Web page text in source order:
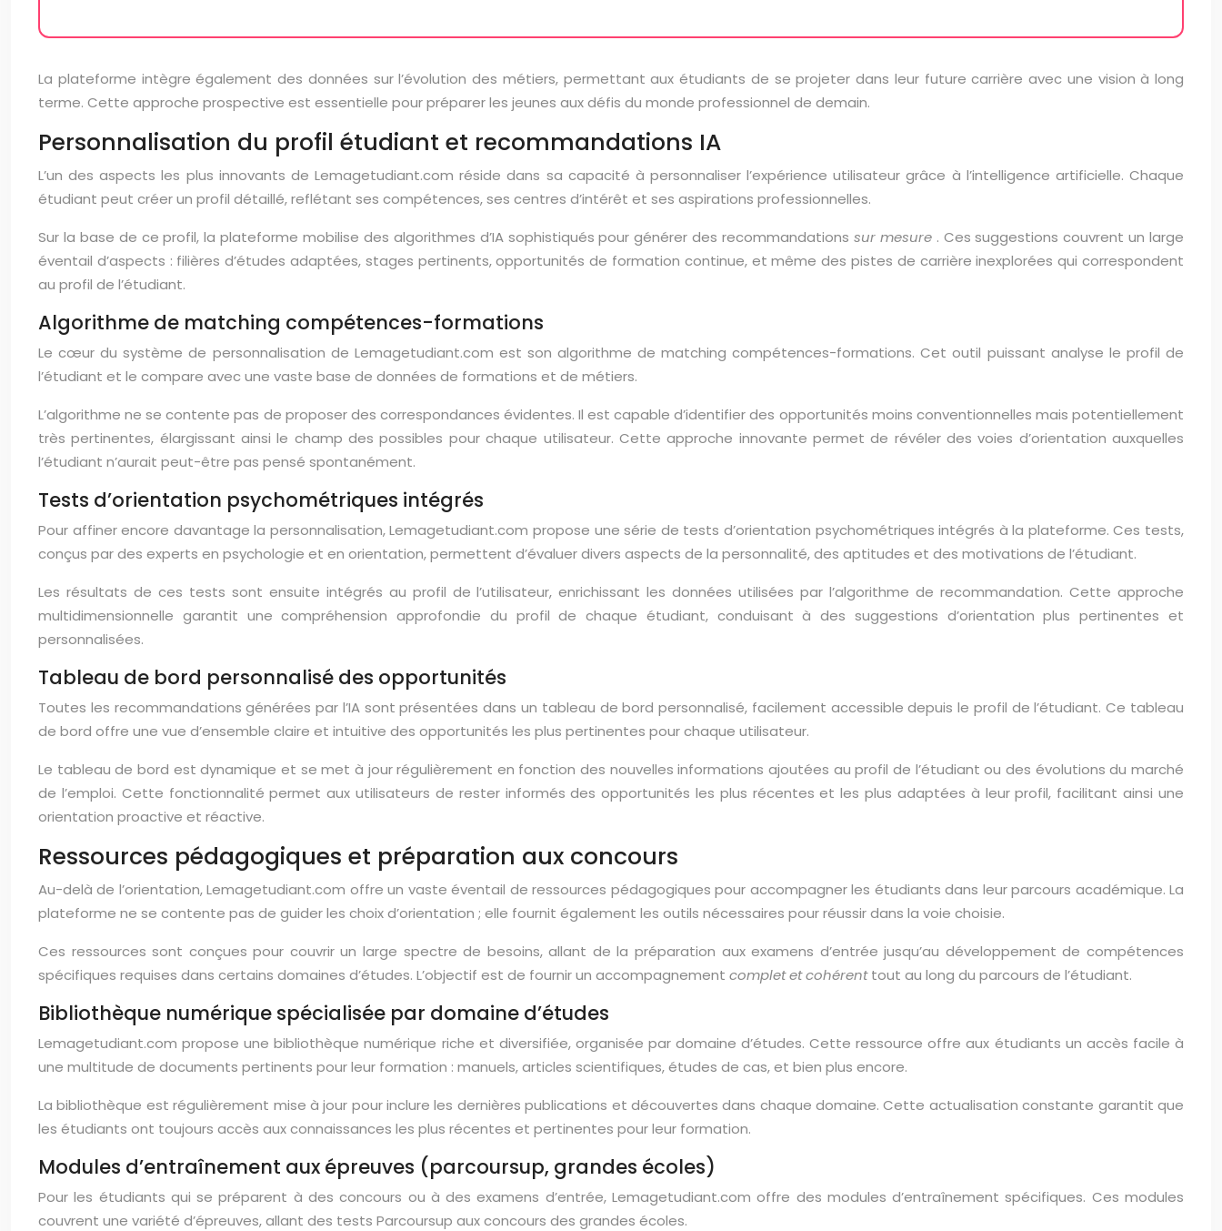
La plateforme intègre également des données sur l’évolution des métiers, permettant aux étudiants de se projeter dans leur future carrière avec une vision à long
terme. Cette approche prospective est essentielle pour préparer les jeunes aux défis du monde professionnel de demain.
Personnalisation du profil étudiant et recommandations IA
L’un des aspects les plus innovants de Lemagetudiant.com réside dans sa capacité à personnaliser l’expérience utilisateur grâce à l’intelligence artificielle. Chaque
étudiant peut créer un profil détaillé, reflétant ses compétences, ses centres d’intérêt et ses aspirations professionnelles.
Sur la base de ce profil, la plateforme mobilise des algorithmes d’IA sophistiqués pour générer des recommandations sur mesure . Ces suggestions couvrent un large
éventail d’aspects : filières d’études adaptées, stages pertinents, opportunités de formation continue, et même des pistes de carrière inexplorées qui correspondent
au profil de l’étudiant.
Algorithme de matching compétences-formations
Le cœur du système de personnalisation de Lemagetudiant.com est son algorithme de matching compétences-formations. Cet outil puissant analyse le profil de
l’étudiant et le compare avec une vaste base de données de formations et de métiers.
L’algorithme ne se contente pas de proposer des correspondances évidentes. Il est capable d’identifier des opportunités moins conventionnelles mais potentiellement
très pertinentes, élargissant ainsi le champ des possibles pour chaque utilisateur. Cette approche innovante permet de révéler des voies d’orientation auxquelles
l’étudiant n’aurait peut-être pas pensé spontanément.
Tests d’orientation psychométriques intégrés
Pour affiner encore davantage la personnalisation, Lemagetudiant.com propose une série de tests d’orientation psychométriques intégrés à la plateforme. Ces tests,
conçus par des experts en psychologie et en orientation, permettent d’évaluer divers aspects de la personnalité, des aptitudes et des motivations de l’étudiant.
Les résultats de ces tests sont ensuite intégrés au profil de l’utilisateur, enrichissant les données utilisées par l’algorithme de recommandation. Cette approche
multidimensionnelle garantit une compréhension approfondie du profil de chaque étudiant, conduisant à des suggestions d’orientation plus pertinentes et
personnalisées.
Tableau de bord personnalisé des opportunités
Toutes les recommandations générées par l’IA sont présentées dans un tableau de bord personnalisé, facilement accessible depuis le profil de l’étudiant. Ce tableau
de bord offre une vue d’ensemble claire et intuitive des opportunités les plus pertinentes pour chaque utilisateur.
Le tableau de bord est dynamique et se met à jour régulièrement en fonction des nouvelles informations ajoutées au profil de l’étudiant ou des évolutions du marché
de l’emploi. Cette fonctionnalité permet aux utilisateurs de rester informés des opportunités les plus récentes et les plus adaptées à leur profil, facilitant ainsi une
orientation proactive et réactive.
Ressources pédagogiques et préparation aux concours
Au-delà de l’orientation, Lemagetudiant.com offre un vaste éventail de ressources pédagogiques pour accompagner les étudiants dans leur parcours académique. La
plateforme ne se contente pas de guider les choix d’orientation ; elle fournit également les outils nécessaires pour réussir dans la voie choisie.
Ces ressources sont conçues pour couvrir un large spectre de besoins, allant de la préparation aux examens d’entrée jusqu’au développement de compétences
spécifiques requises dans certains domaines d’études. L’objectif est de fournir un accompagnement complet et cohérenttout au long du parcours de l’étudiant.
Bibliothèque numérique spécialisée par domaine d’études
Lemagetudiant.com propose une bibliothèque numérique riche et diversifiée, organisée par domaine d’études. Cette ressource offre aux étudiants un accès facile à
une multitude de documents pertinents pour leur formation : manuels, articles scientifiques, études de cas, et bien plus encore.
La bibliothèque est régulièrement mise à jour pour inclure les dernières publications et découvertes dans chaque domaine. Cette actualisation constante garantit que
les étudiants ont toujours accès aux connaissances les plus récentes et pertinentes pour leur formation.
Modules d’entraînement aux épreuves (parcoursup, grandes écoles)
Pour les étudiants qui se préparent à des concours ou à des examens d’entrée, Lemagetudiant.com offre des modules d’entraînement spécifiques. Ces modules
couvrent une variété d’épreuves, allant des tests Parcoursup aux concours des grandes écoles.